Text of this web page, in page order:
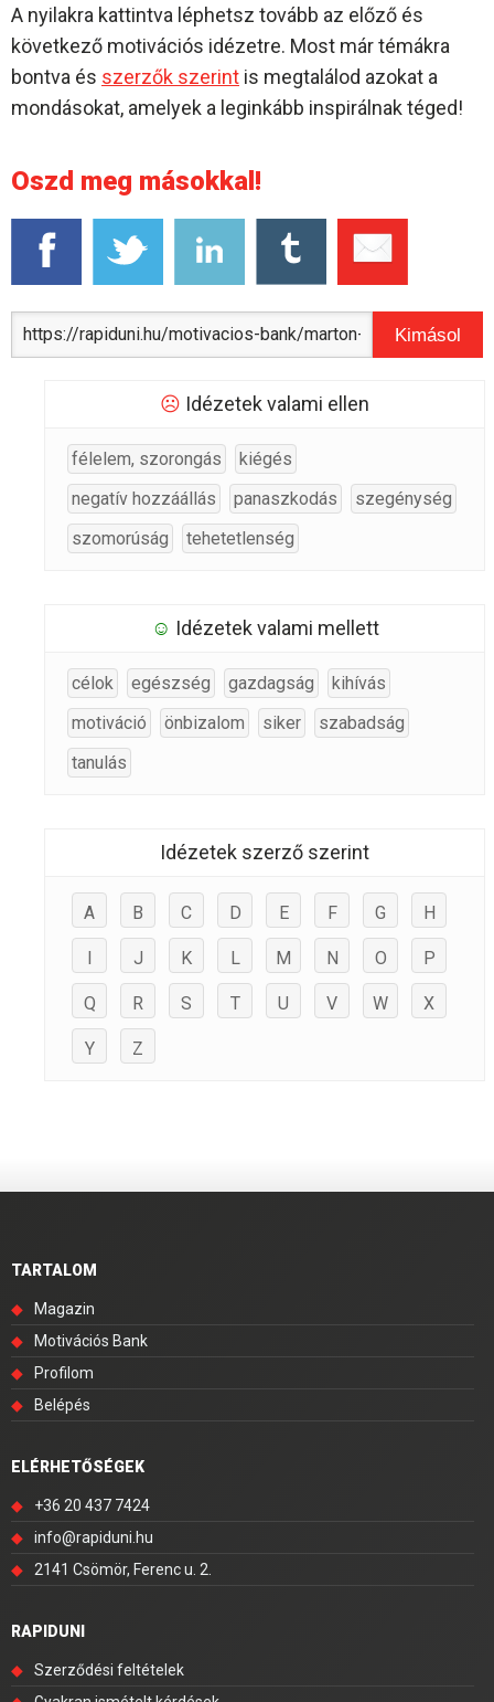
A nyilakra kattintva léphetsz tovább az előző és
következő motivációs idézetre. Most már témákra
bontva és szerzők szerint is megtalálod azokat a
mondásokat, amelyek a leginkább inspirálnak téged!
Oszd meg másokkal!
Kimásol
☹ Idézetek valami ellen
félelem, szorongás
kiégés
negatív hozzáállás
panaszkodás
szegénység
szomorúság
tehetetlenség
☺ Idézetek valami mellett
célok egészség gazdagság
kihívás
motiváció
önbizalom siker
szabadság
tanulás
Idézetek szerző szerint
A B C D E F G H
I J K L M N O P
Q R S T U V W X
Y Z
TARTALOM
◆
Magazin
◆
Motivációs Bank
◆
Profilom
◆
Belépés
ELÉRHETŐSÉGEK
◆
+36 20 437 7424
◆
info@rapiduni.hu
◆
2141 Csömör, Ferenc u. 2.
RAPIDUNI
◆
Szerződési feltételek